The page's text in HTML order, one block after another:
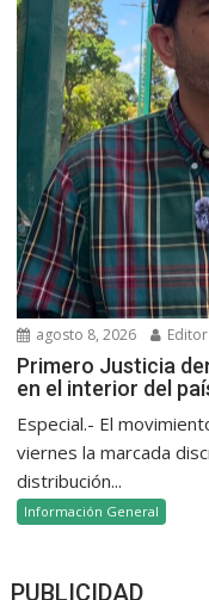
agosto 8, 2026 Editor
Primero Justicia
en el interior del
Especial.- El
viernes la marcada
distribución...
Información General
PUBLICIDAD